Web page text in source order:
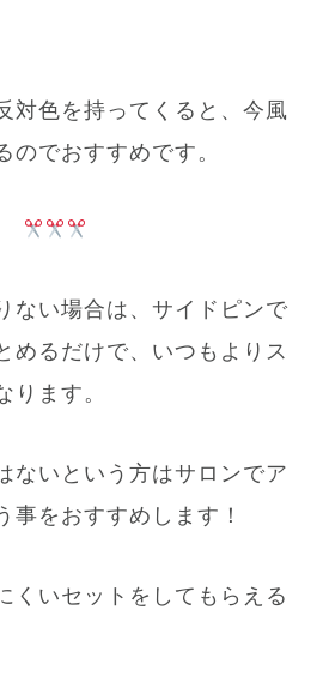
対色を持ってくると、今風
のでおすすめです。
ない場合は、サイドピンで
めるだけで、いつもよりス
ります。
ないという方はサロンでア
事をおすすめします！
くいセットをしてもらえる